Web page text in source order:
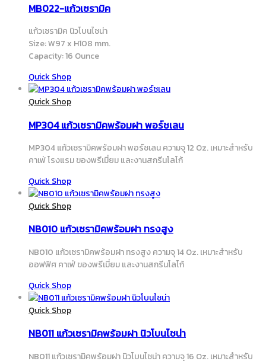
MB022-แก้วเซรามิค
แก้วเซรามิค นิวโบนไชน่า
Size: W97 x H108 mm.
Capacity: 16 Ounce
Quick Shop
Quick Shop
MP304 แก้วเซรามิคพร้อมฝา พอร์ชเลน
MP304 แก้วเซรามิคพร้อมฝา พอร์ชเลน ความจุ 12 Oz. เหมาะสำหรับ
คาเฟ่ โรงแรม ของพรีเมี่ยม และงานสกรีนโลโก้
Quick Shop
Quick Shop
NB010 แก้วเซรามิคพร้อมฝา ทรงสูง
NB010 แก้วเซรามิคพร้อมฝา ทรงสูง ความจุ 14 Oz. เหมาะสำหรับ
ออฟฟิศ คาเฟ่ ของพรีเมี่ยม และงานสกรีนโลโก้
Quick Shop
Quick Shop
NB011 แก้วเซรามิคพร้อมฝา นิวโบนไชน่า
NB011 แก้วเซรามิคพร้อมฝา นิวโบนไชน่า ความจุ 16 Oz. เหมาะสำหรับ